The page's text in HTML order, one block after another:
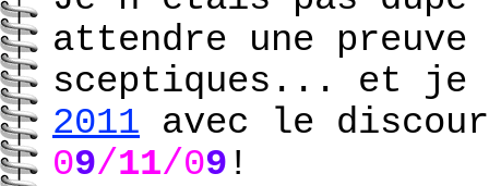
attendre une
sceptiques... et
2011 avec le
09/11/09 !